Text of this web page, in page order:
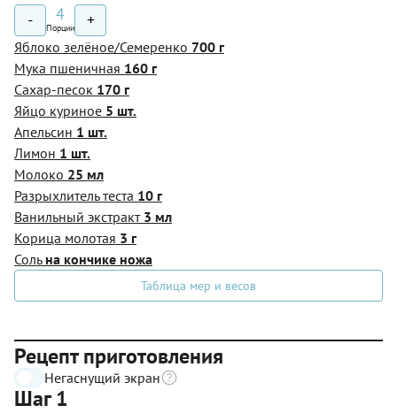
- 4
Порции +
Яблоко зелёное/Семеренко 700 г
Мука пшеничная 160 г
Сахар-песок 170 г
Яйцо куриное 5 шт.
Апельсин 1 шт.
Лимон 1 шт.
Молоко 25 мл
Разрыхлитель теста 10 г
Ванильный экстракт 3 мл
Корица молотая 3 г
Соль на кончике ножа
Таблица мер и весов
Рецепт приготовления
Негаснущий экран
Шаг 1